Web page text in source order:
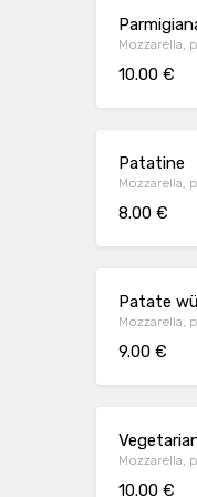
Mozzarella,
10.00 €
Patatine
Mozzarella,
8.00 €
Patate
Mozzarella,
9.00 €
Mozzarella,
10.00 €